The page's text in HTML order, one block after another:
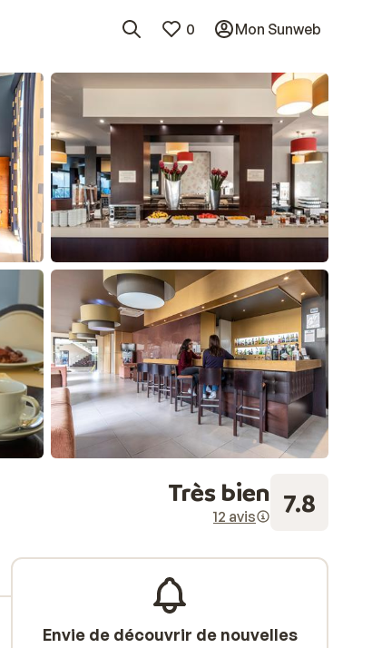
0 Mon Sunweb
Très bien
12 avis 7.8
Envie de découvrir de nouvelles